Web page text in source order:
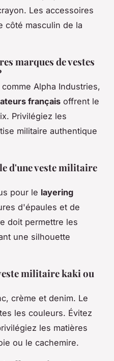
Les accessoires
côté masculin de la
marques de vestes
Alpha Industries,
français offrent le
Privilégiez les
militaire authentique
d'une veste militaire
pour le layering
d'épaules et de
doit permettre les
une silhouette
militaire kaki ou
crème et denim. Le
les couleurs. Évitez
les matières
ou le cachemire.